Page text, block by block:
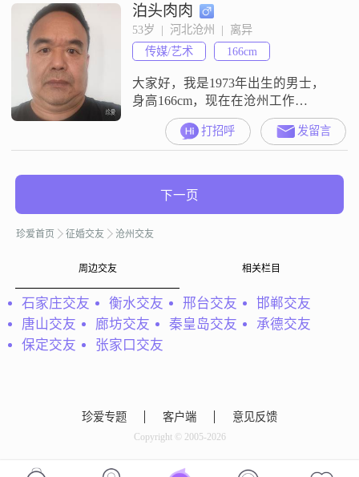
个比较理性的人。在性格方面，我
自认为稳重可靠，责任感强。无论
是对待工作还是生活，我都会尽自
己最大的努力去做好每一件事。我
这个人随和易相处，温和友善，不
会轻
泊头肉肉
53岁  |  河北沧州  |  离异
传媒/艺术
166cm
大家好，我是1973年出生的男士，
身高166cm，现在在沧州工作
##3002##我的月收入在50000元以
上，学历是中专##3002##平时大家
形容我，常用稳重可靠##3001##幽
比较活在当下，不去想那些太长远
打招呼 发留言
下一页
珍爱首页 征婚交友 沧州交友
周边交友 相关栏目
石家庄交友 衡水交友 邢台交友
邯郸交友
唐山交友
廊坊交友 秦皇岛交友
承德交友
保定交友
张家口交友
珍爱专题 客户端 意见反馈
Copyright © 2005-2026